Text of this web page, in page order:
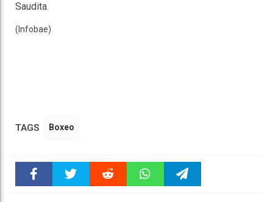
Saudita.
(Infobae)
TAGS Boxeo